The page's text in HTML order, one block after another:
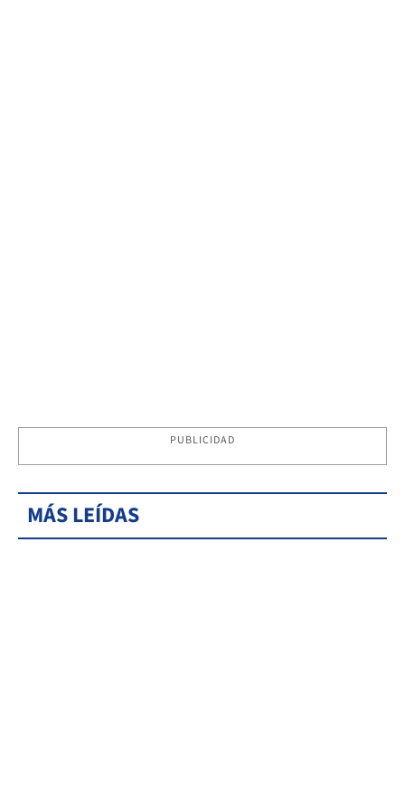
PUBLICIDAD
MÁS LEÍDAS